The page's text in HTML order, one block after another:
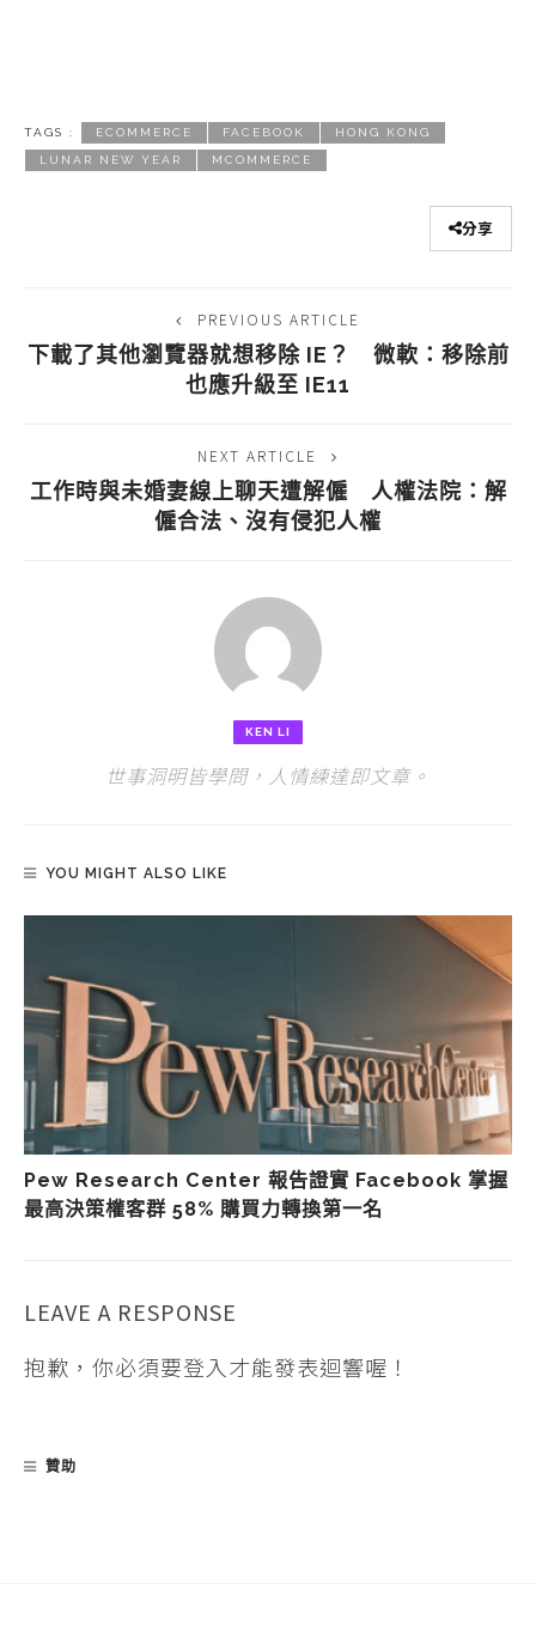
TAGS : ECOMMERCE FACEBOOK HONG KONG
LUNAR NEW YEAR MCOMMERCE
分享
PREVIOUS ARTICLE
下載了其他瀏覽器就想移除 IE？ 微軟：移除前
也應升級至 IE11
NEXT ARTICLE
工作時與未婚妻線上聊天遭解僱 人權法院：解
僱合法、沒有侵犯人權
KEN LI
世事洞明皆學問，人情練達即文章。
YOU MIGHT ALSO LIKE
Pew Research Center 報告證實 Facebook 掌握
最高決策權客群 58% 購買力轉換第一名
LEAVE A RESPONSE
抱歉，你必須要登入才能發表迴響喔！
贊助